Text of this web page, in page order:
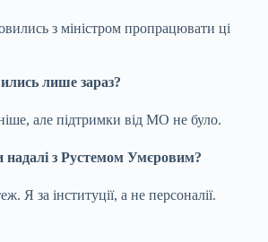
з міністром пропрацювати ці
лише зараз?
але підтримки від МО не було.
надалі з Рустемом Умєровим?
Я за інституції, а не персоналії.